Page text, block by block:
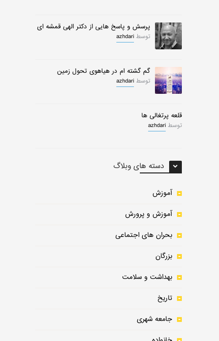
پرسش و پاسخ هایی از دکتر الهی قمشه ای
توسطazhdari
گم گشته ام در هیاهوی تحول زمین
توسطazhdari
قلعه پرتغالی ها
توسطazhdari
دسته های وبلاگ
آموزش
آموزش و پرورش
بحران های اجتماعی
بزرگان
بهداشت و سلامت
تاریخ
جامعه شهری